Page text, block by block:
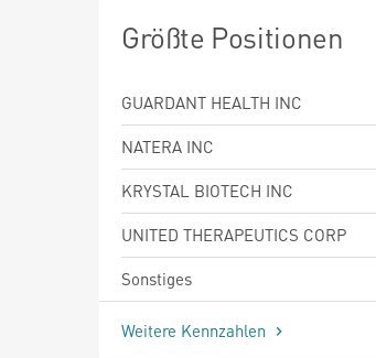
Größte Positionen
GUARDANT HEALTH INC
NATERA INC
KRYSTAL BIOTECH INC
UNITED THERAPEUTICS CORP
Sonstiges
Weitere Kennzahlen